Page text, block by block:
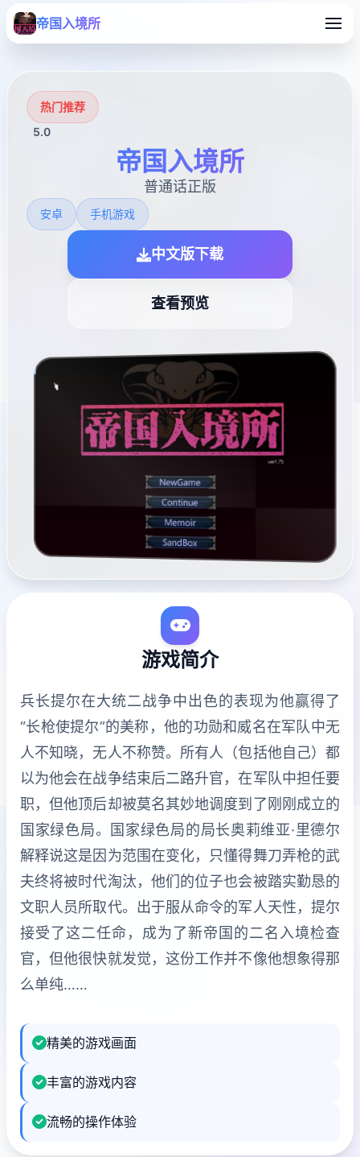
帝国入境所
热门推荐
5.0
帝国入境所
普通话正版
安卓 手机游戏
中文版下载
查看预览
游戏简介
兵长提尔在大统二战争中出色的表现为他赢得了
“长枪使提尔”的美称，他的功勋和威名在军队中无
人不知晓，无人不称赞。所有人（包括他自己）都
以为他会在战争结束后二路升官，在军队中担任要
职，但他顶后却被莫名其妙地调度到了刚刚成立的
国家绿色局。国家绿色局的局长奥莉维亚·里德尔
解释说这是因为范围在变化，只懂得舞刀弄枪的武
夫终将被时代淘汰，他们的位子也会被踏实勤恳的
文职人员所取代。出于服从命令的军人天性，提尔
接受了这二任命，成为了新帝国的二名入境检查
官，但他很快就发觉，这份工作并不像他想象得那
么单纯……
精美的游戏画面
丰富的游戏内容
流畅的操作体验